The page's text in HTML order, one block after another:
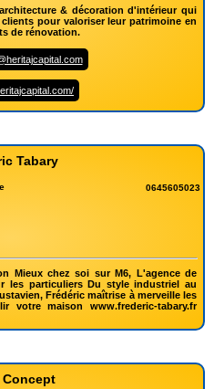
& décoration d'intérieur qui
pour valoriser leur patrimoine en
de rénovation.
Tabary
0645605023
Mieux chez soi sur M6, L'agence de
les particuliers Du style industriel au
Frédéric maîtrise à merveille les
votre maison www.frederic-tabary.fr